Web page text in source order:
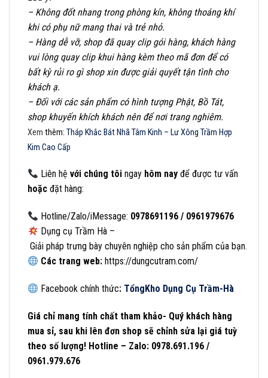
– Không đốt nhang trong phòng kín, không thoáng khí
khi có phụ nữ mang thai và trẻ nhỏ.
– Hàng dễ vỡ, shop đã quay clip gói hàng, khách hàng
vui lòng quay clip khui hàng kèm theo mã đơn để có
bất kỳ rủi ro gì shop xin được giải quyết tận tình cho
khách ạ.
– Đối với các sản phẩm có hình tượng Phật, Bồ Tát,
shop khuyến khích khách nên để nơi trang nghiêm.
Xem thêm: Tháp Khắc Bát Nhã Tâm Kinh – Lư Xông Trầm Hợp
Kim Cao Cấp
Liên hệ với chúng tôi ngay hôm nay để được tư vấn
hoặc đặt hàng:
Hotline/Zalo/iMessage: 0978691196 / 0961979676
Dụng cụ Trầm Hà –
Giải pháp trưng bày chuyên nghiệp cho sản phẩm của bạn.
Các trang web:https://dungcutram.com/
Facebook chính thức: TổngKho Dụng Cụ Trầm-Hà
Giá chỉ mang tính chất tham khảo- Quý khách hàng
mua sỉ, sau khi lên đơn shop sẽ chỉnh sửa lại giá tuỳ
theo số lượng! Hotline – Zalo: 0978.691.196 /
0961.979.676